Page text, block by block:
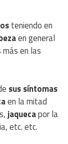
teniendo en
en general
en las
sus síntomas
en la mitad
jaquecapor la
etc. etc.